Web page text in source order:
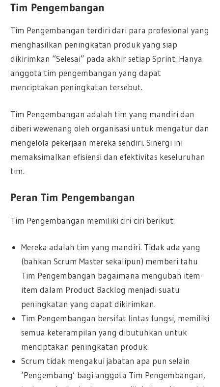
Tim Pengembangan
Tim Pengembangan terdiri dari para profesional yang
menghasilkan peningkatan produk yang siap
dikirimkan “Selesai” pada akhir setiap Sprint. Hanya
anggota tim pengembangan yang dapat
menciptakan peningkatan tersebut.
Tim Pengembangan adalah tim yang mandiri dan
diberi wewenang oleh organisasi untuk mengatur dan
mengelola pekerjaan mereka sendiri. Sinergi ini
memaksimalkan efisiensi dan efektivitas keseluruhan
tim.
Peran Tim Pengembangan
Tim Pengembangan memiliki ciri-ciri berikut:
Mereka adalah tim yang mandiri. Tidak ada yang
(bahkan Scrum Master sekalipun) memberi tahu
Tim Pengembangan bagaimana mengubah item-
item dalam Product Backlog menjadi suatu
peningkatan yang dapat dikirimkan.
Tim Pengembangan bersifat lintas fungsi, memiliki
semua keterampilan yang dibutuhkan untuk
menciptakan peningkatan produk.
Scrum tidak mengakui jabatan apa pun selain
‘Pengembang’ bagi anggota Tim Pengembangan,